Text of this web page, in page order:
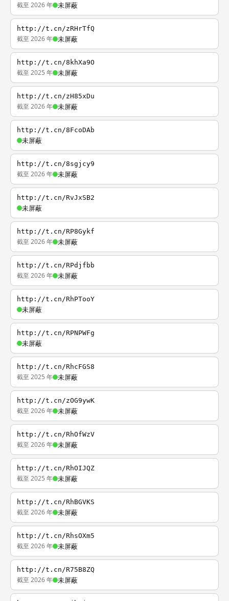
截至 2026 年 未屏蔽
http://t.cn/zRHrTfQ
截至 2026 年 未屏蔽
http://t.cn/8khXa9O
截至 2025 年 未屏蔽
http://t.cn/zH85xDu
截至 2026 年 未屏蔽
http://t.cn/8FcoDAb
未屏蔽
http://t.cn/8sgjcy9
截至 2026 年 未屏蔽
http://t.cn/RvJxSB2
未屏蔽
http://t.cn/RP8Gykf
截至 2026 年 未屏蔽
http://t.cn/RPdjfbb
截至 2026 年 未屏蔽
http://t.cn/RhPTooY
未屏蔽
http://t.cn/RPNPWFg
未屏蔽
http://t.cn/RhcFGS8
截至 2025 年 未屏蔽
http://t.cn/zOG9ywK
截至 2026 年 未屏蔽
http://t.cn/RhOfWzV
截至 2026 年 未屏蔽
http://t.cn/RhOIJQZ
截至 2025 年 未屏蔽
http://t.cn/RhBGVKS
截至 2026 年 未屏蔽
http://t.cn/RhsOXm5
截至 2026 年 未屏蔽
http://t.cn/R75B8ZQ
截至 2026 年 未屏蔽